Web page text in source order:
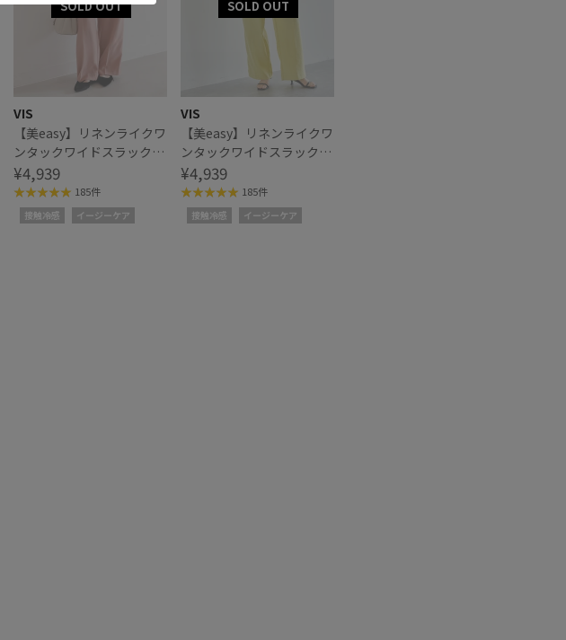
VIS
【美easy】リネンライクワ
ンタックワイドスラックス
パンツ
¥4,939
185件
接触冷感 イージーケア
VIS
【美easy】リネンライクワ
ンタックワイドスラックス
パンツ
¥4,939
185件
接触冷感 イージーケア